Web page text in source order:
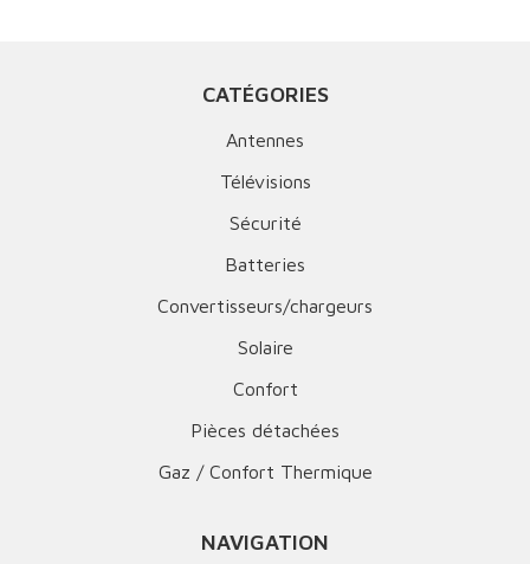
CATÉGORIES
Antennes
Télévisions
Sécurité
Batteries
Convertisseurs/chargeurs
Solaire
Confort
Pièces détachées
Gaz / Confort Thermique
NAVIGATION